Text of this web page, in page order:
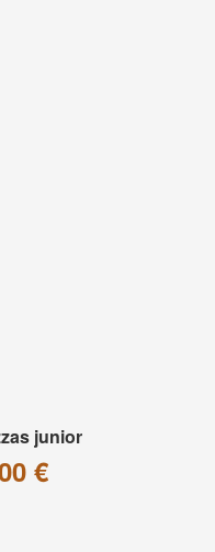
junior
€